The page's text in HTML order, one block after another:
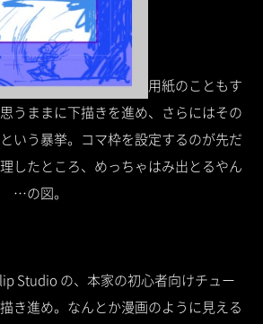
用紙のこともす
うままに下描きを進め、さらにはその
いう暴挙。コマ枠を設定するのが先だ
したところ、めっちゃはみ出とるやん
…の図。
Studio の、本家の初心者向けチュー
き進め。なんとか漫画のように見える